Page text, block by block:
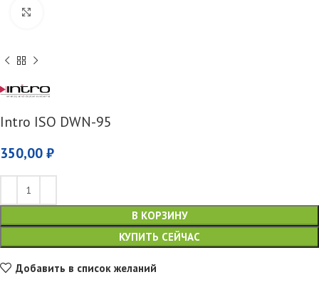
Intro ISO DWN-95
350,00 ₽
В КОРЗИНУ
КУПИТЬ СЕЙЧАС
Добавить в список желаний